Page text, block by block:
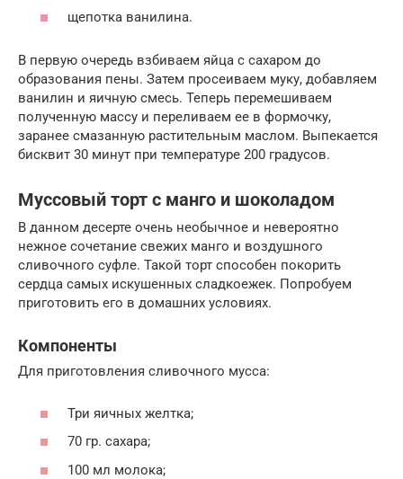
щепотка ванилина.
В первую очередь взбиваем яйца с сахаром до
образования пены. Затем просеиваем муку, добавляем
ванилин и яичную смесь. Теперь перемешиваем
полученную массу и переливаем ее в формочку,
заранее смазанную растительным маслом. Выпекается
бисквит 30 минут при температуре 200 градусов.
Муссовый торт с манго и шоколадом
В данном десерте очень необычное и невероятно
нежное сочетание свежих манго и воздушного
сливочного суфле. Такой торт способен покорить
сердца самых искушенных сладкоежек. Попробуем
приготовить его в домашних условиях.
Компоненты
Для приготовления сливочного мусса:
Три яичных желтка;
70 гр. сахара;
100 мл молока;